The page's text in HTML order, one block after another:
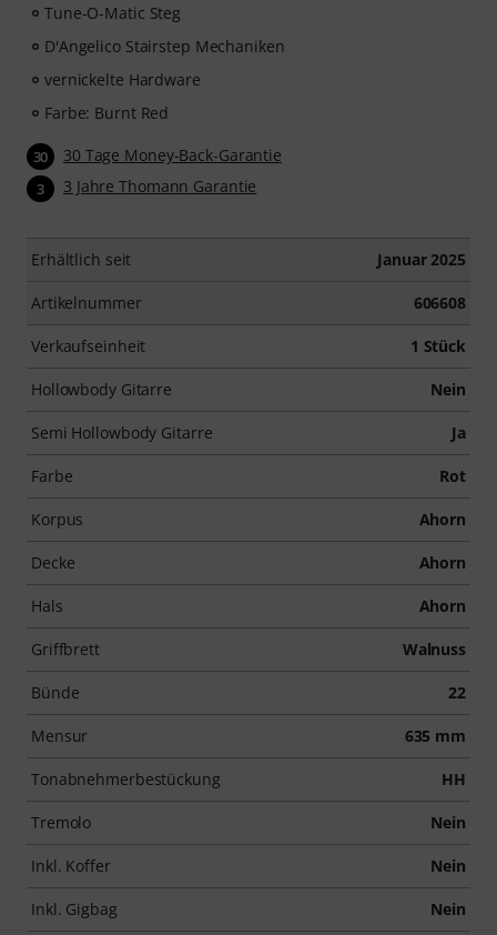
Tune-O-Matic Steg
D'Angelico Stairstep Mechaniken
vernickelte Hardware
Farbe: Burnt Red
30 30 Tage Money-Back-Garantie
3 3 Jahre Thomann Garantie
Erhältlich seit Januar 2025
Artikelnummer 606608
Verkaufseinheit 1 Stück
Hollowbody Gitarre Nein
Semi Hollowbody Gitarre Ja
Farbe Rot
Korpus Ahorn
Decke Ahorn
Hals Ahorn
Griffbrett Walnuss
Bünde 22
Mensur 635 mm
Tonabnehmerbestückung HH
Tremolo Nein
Inkl. Koffer Nein
Inkl. Gigbag Nein